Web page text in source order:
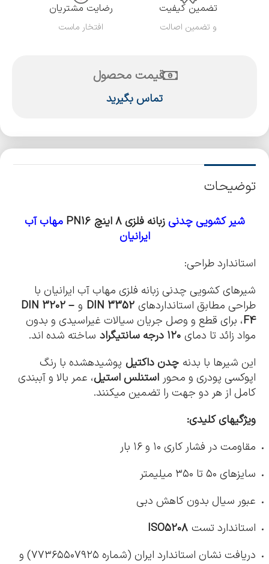
تضمین کیفیت
و تضمین اصالت
رضایت مشتریان
افتخار ماست
قیمت محصول
تماس بگیرید
توضیحات
شیر کشویی چدنیزبانه فلزی 8 اینچ PN16
مهاب آب
ایرانیان
استاندارد طراحی:
شیرهای کشویی چدنی زبانه فلزی مهاب آب ایرانیان با
طراحی مطابق استانداردهای DIN 3352 و DIN 3202 –
F4، برای قطع و وصل جریان سیالات غیراسیدی و بدون
مواد زائد تا دمای ۱۲۰ درجه سانتیگراد ساخته شده اند.
این شیرها با بدنه چدن داکتیل پوشیدهشده با رنگ
اپوکسی پودری و محور استنلس استیل، عمر بالا و آببندی
کامل از هر دو جهت را تضمین میکنند.
ویژگیهای کلیدی:
مقاومت در فشار کاری ۱۰ و ۱۶ بار
سایزهای ۵۰ تا ۳۵۰ میلیمتر
عبور سیال بدون کاهش دبی
استاندارد تست ISO5208
دریافت نشان استاندارد ایران (شماره ۷۷۳۶۵۵۰۷۹۲۵) و